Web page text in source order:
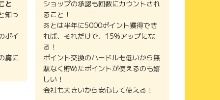
と
知っ
ポイ
虜に
ショップの承認も回数にカウントされ
ること！
あとは半年に5000ポイント獲得でき
れば、それだけで、15%アップにな
る！
ポイント交換のハードルも低いから無
駄なく貯めたポイントが使えるのも嬉
しい！
会社も大きいから安心して使える！